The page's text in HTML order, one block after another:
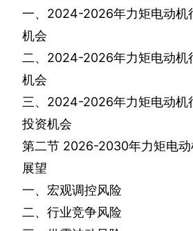
一、 2024-2026年力矩电动机
机会
二、 2024-2026年力矩电动机
机会
三、 2024-2026年力矩电动机
投资机会
第二节 2026-2030年力矩电
展望
一、宏观调控风险
二、行业竞争风险